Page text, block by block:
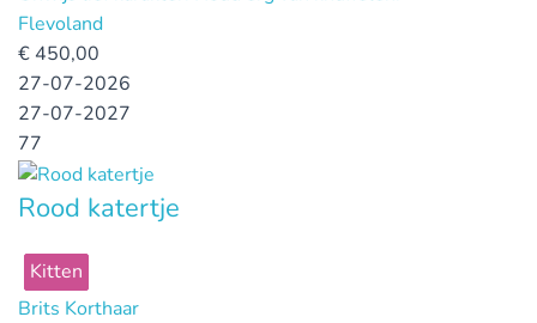
Flevoland
€ 450,00
27-07-2026
27-07-2027
77
Rood katertje
Kitten
Brits Korthaar